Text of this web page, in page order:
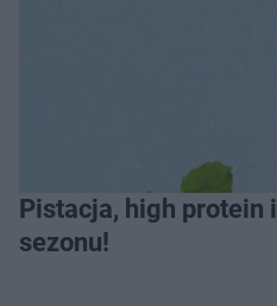
Pistacja, high protein
sezonu!